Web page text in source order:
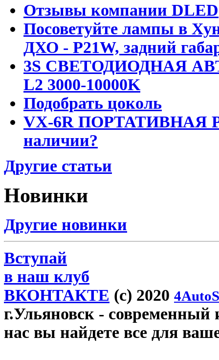
Отзывы компании DLED
Посоветуйте лампы в
ДХО - P21W, задний
3S СВЕТОДИОДНАЯ
L2 3000-10000K
Подобрать цоколь
VX-6R ПОРТАТИВНАЯ
наличии?
Другие статьи
Новинки
Другие новинки
Вступай
в наш клуб
ВКОНТАКТЕ (c) 2020
г.Ульяновск - современный
нас вы найдете все для